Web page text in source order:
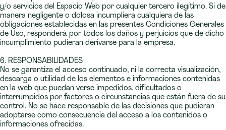
y/o servicios del Espacio Web por cualquier tercero ilegítimo. Si de
manera negligente o dolosa incumpliera cualquiera de las
obligaciones establecidas en las presentes Condiciones Generales
de Uso, responderá por todos los daños y perjuicios que de dicho
incumplimiento pudieran derivarse para la empresa.
6. RESPONSABILIDADES
No se garantiza el acceso continuado, ni la correcta visualización,
descarga o utilidad de los elementos e informaciones contenidas
en la web que puedan verse impedidos, dificultados o
interrumpidos por factores o circunstancias que están fuera de su
control. No se hace responsable de las decisiones que pudieran
adoptarse como consecuencia del acceso a los contenidos o
informaciones ofrecidas.